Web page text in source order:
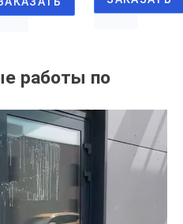
работы по